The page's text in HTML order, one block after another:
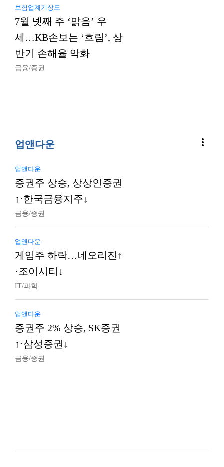
보험업계기상도
7월 넷째 주 ‘맑음’ 우
세…KB손보는 ‘흐림’, 상
반기 손해율 악화
금융/증권
업앤다운 more_vert
업앤다운
증권주 상승, 상상인증권
↑·한국금융지주↓
금융/증권
업앤다운
게임주 하락…네오리진↑
·조이시티↓
IT/과학
업앤다운
증권주 2% 상승, SK증권
↑·삼성증권↓
금융/증권